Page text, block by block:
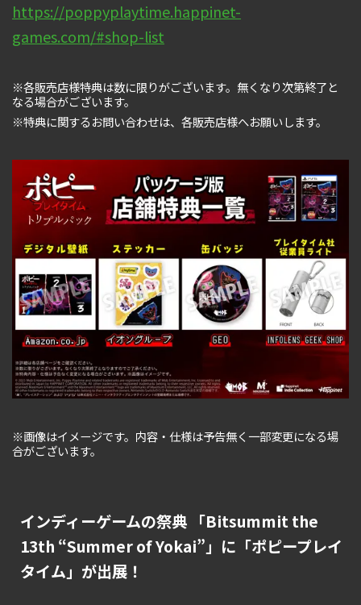
https://poppyplaytime.happinet-
games.com/#shop-list
※各販売店様特典は数に限りがございます。無くなり次第終了と
なる場合がございます。
※特典に関するお問い合わせは、各販売店様へお願いします。
※画像はイメージです。内容・仕様は予告無く一部変更になる場
合がございます。
インディーゲームの祭典 「Bitsummit the
13th “Summer of Yokai”」に 「ポピープレイ
タイム」が出展！